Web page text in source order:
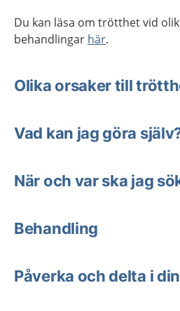
Du kan läsa om trötthet vid
behandlingar här.
Olika orsaker till
Vad kan jag göra
När och var ska jag
Behandling
Påverka och delta i